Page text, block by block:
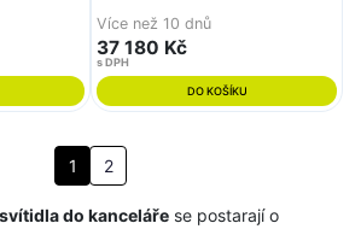
Více než 10 dnů
37 180 Kč
s DPH
DO KOŠÍKU
1 2
do kanceláře se postarají o